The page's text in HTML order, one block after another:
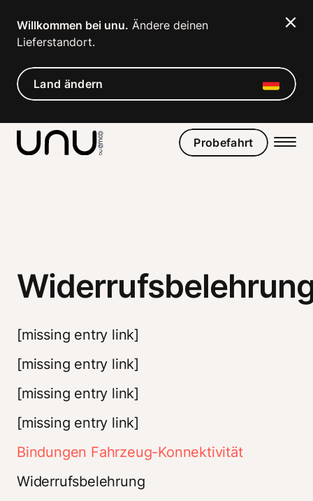
Willkommen bei unu. Ändere deinen
Lieferstandort.
Land ändern
Probefahrt
[missing entry link]
[missing entry link]
[missing entry link]
[missing entry link]
Bindungen Fahrzeug-Konnektivität
Widerrufsbelehrung